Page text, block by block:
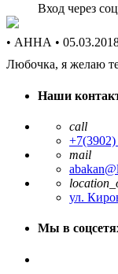
Вход через
• АННА •
Любочка, я желаю
Наши
call
mail
ул.
Мы в